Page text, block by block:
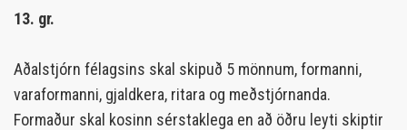
13. gr.
Aðalstjórn félagsins skal skipuð 5 mönnum, formanni,
varaformanni, gjaldkera, ritara og meðstjórnanda.
Formaður skal kosinn sérstaklega en að öðru leyti skiptir